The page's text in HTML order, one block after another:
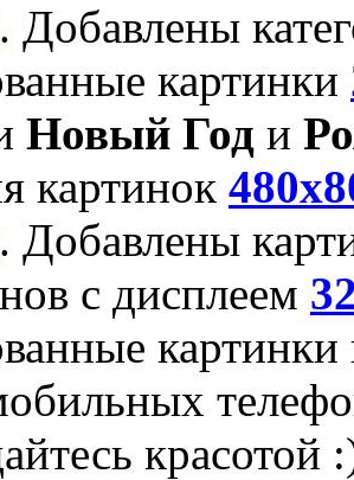
. Добавлены
картинки
Новый Год и
картинок
. Добавлены
с дисплеем
картинки
красотой